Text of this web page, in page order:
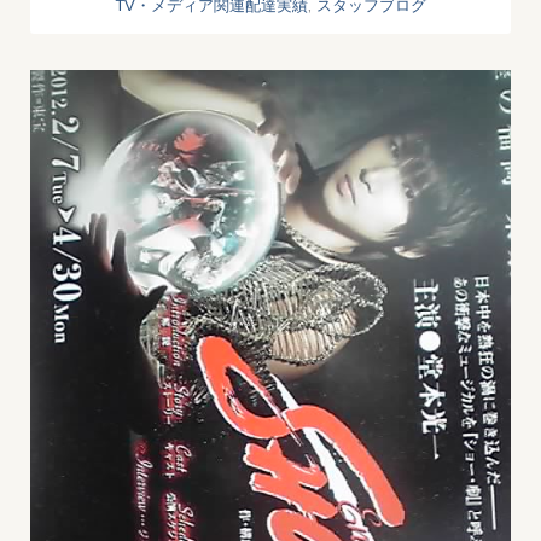
TV・メディア関連配達実績, スタッフブログ